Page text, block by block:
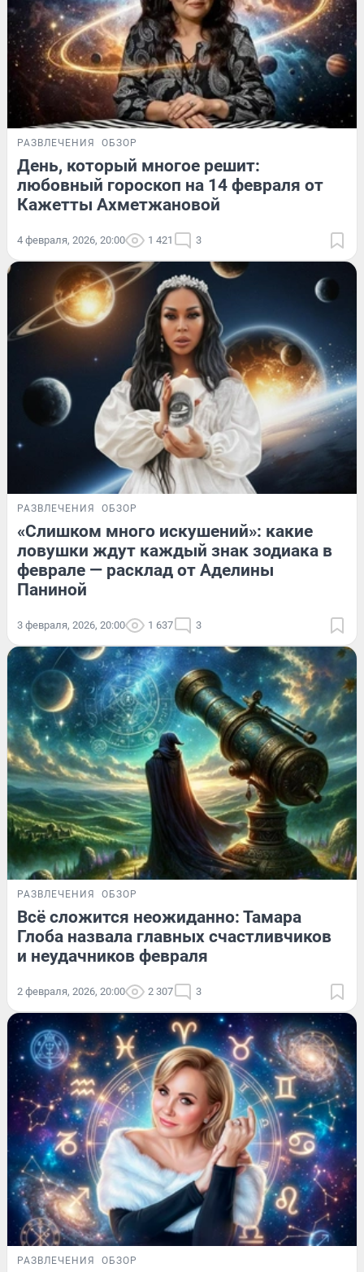
РАЗВЛЕЧЕНИЯ ОБЗОР
День, который многое решит:
любовный гороскоп на 14 февраля от
Кажетты Ахметжановой
4 февраля, 2026, 20:00 1 421 3
РАЗВЛЕЧЕНИЯ ОБЗОР
«Слишком много искушений»: какие
ловушки ждут каждый знак зодиака в
феврале — расклад от Аделины
Паниной
3 февраля, 2026, 20:00 1 637 3
РАЗВЛЕЧЕНИЯ ОБЗОР
Всё сложится неожиданно: Тамара
Глоба назвала главных счастливчиков
и неудачников февраля
2 февраля, 2026, 20:00 2 307 3
РАЗВЛЕЧЕНИЯ ОБЗОР